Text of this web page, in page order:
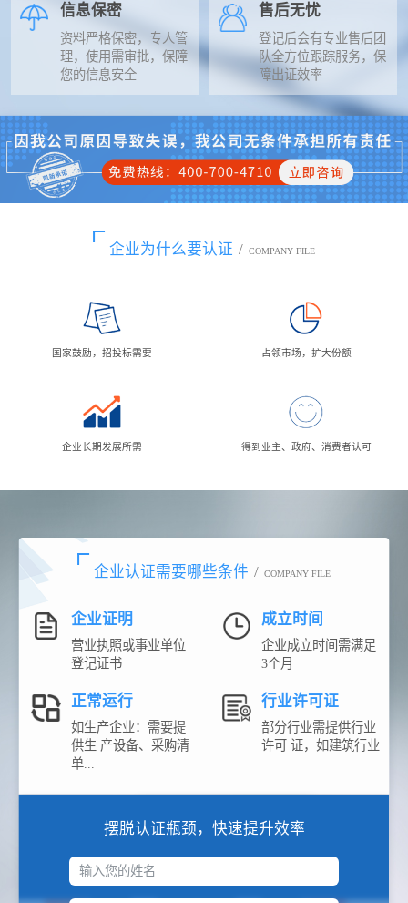
信息保密
资料严格保密，专人管
理，使用需审批，保障
您的信息安全
售后无忧
登记后会有专业售后团
队全方位跟踪服务，保
障出证效率
企业为什么要认证 / COMPANY FILE
国家鼓励，招投标需要 占领市场，扩大份额
企业长期发展所需 得到业主、政府、消费者认可
企业认证需要哪些条件 / COMPANY FILE
企业证明
营业执照或事业单位
登记证书
成立时间
企业成立时间需满足
3个月
正常运行
如生产企业：需要提
供生 产设备、采购清
单...
行业许可证
部分行业需提供行业
许可 证，如建筑行业
摆脱认证瓶颈，快速提升效率
输入您的姓名